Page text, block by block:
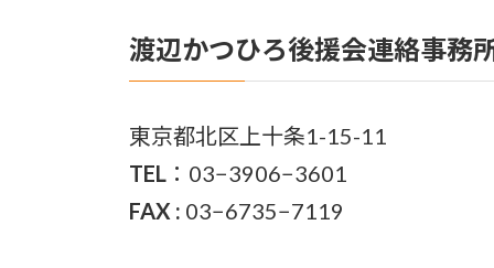
渡辺かつひろ後援会連絡事務
東京都北区上十条1-15-11
TEL ：03−3906−3601
FAX : 03−6735−7119